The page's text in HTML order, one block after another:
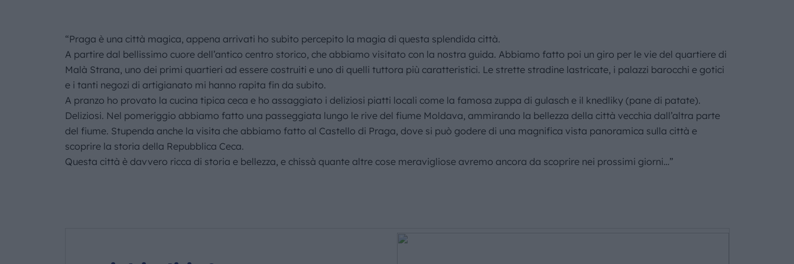
“Praga è una città magica, appena arrivati ho subito percepito la magia di questa splendida città.
A partire dal bellissimo cuore dell’antico centro storico, che abbiamo visitato con la nostra guida. Abbiamo fatto poi un giro per le vie del quartiere di
Malà Strana, uno dei primi quartieri ad essere costruiti e uno di quelli tuttora più caratteristici. Le strette stradine lastricate, i palazzi barocchi e gotici
e i tanti negozi di artigianato mi hanno rapita fin da subito.
A pranzo ho provato la cucina tipica ceca e ho assaggiato i deliziosi piatti locali come la famosa zuppa di gulasch e il knedliky (pane di patate).
Deliziosi. Nel pomeriggio abbiamo fatto una passeggiata lungo le rive del fiume Moldava, ammirando la bellezza della città vecchia dall’altra parte
del fiume. Stupenda anche la visita che abbiamo fatto al Castello di Praga, dove si può godere di una magnifica vista panoramica sulla città e
scoprire la storia della Repubblica Ceca.
Questa città è davvero ricca di storia e bellezza, e chissà quante altre cose meravigliose avremo ancora da scoprire nei prossimi giorni…”